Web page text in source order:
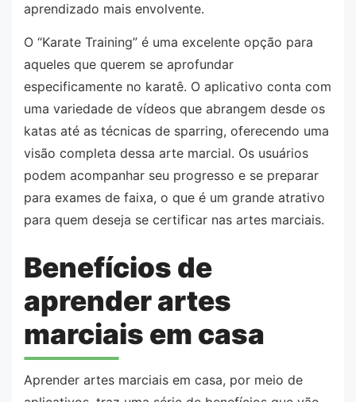
aprendizado mais envolvente.
O “Karate Training” é uma excelente opção para
aqueles que querem se aprofundar
especificamente no karatê. O aplicativo conta com
uma variedade de vídeos que abrangem desde os
katas até as técnicas de sparring, oferecendo uma
visão completa dessa arte marcial. Os usuários
podem acompanhar seu progresso e se preparar
para exames de faixa, o que é um grande atrativo
para quem deseja se certificar nas artes marciais.
Benefícios de
aprender artes
marciais em casa
Aprender artes marciais em casa, por meio de